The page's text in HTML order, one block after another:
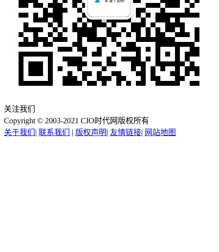
关注我们
Copyright © 2003-2021 CIO时代网版权所有
关于我们 | 联系我们 | 版权声明| 友情链接| 网站地图